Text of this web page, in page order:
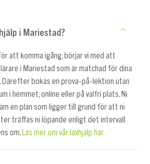
i Mariestad?
att komma igång, börjar vi med att
i Mariestad som är matchad för dina
Därefter bokas en prova-på-lektion utan
i hemmet, online eller på valfri plats. Ni
en plan som ligger till grund för att ni
träffas ni löpande enligt det intervall
om. Läs mer om vår läxhjälp här.